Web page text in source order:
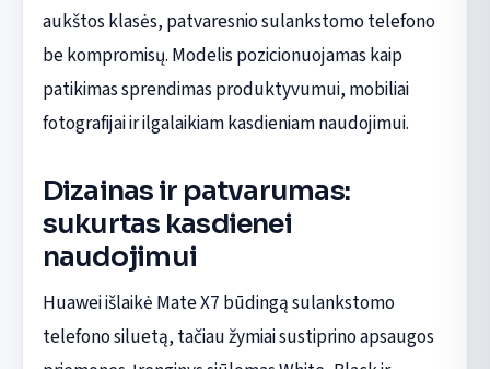
aukštos klasės, patvaresnio sulankstomo telefono
be kompromisų. Modelis pozicionuojamas kaip
patikimas sprendimas produktyvumui, mobiliai
fotografijai ir ilgalaikiam kasdieniam naudojimui.
Dizainas ir patvarumas:
sukurtas kasdienei
naudojimui
Huawei išlaikė Mate X7 būdingą sulankstomo
telefono siluetą, tačiau žymiai sustiprino apsaugos